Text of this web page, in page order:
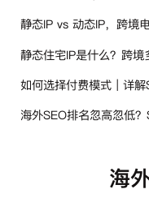
静态IP vs 动态IP，跨境
静态住宅IP是什么？跨
海